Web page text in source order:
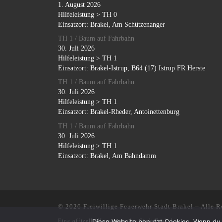
1. August 2026
Hilfeleistung > TH 0
Einsatzort: Brakel, Am Schützenanger
TH 1 / Baum auf Fahrbahn
30. Juli 2026
Hilfeleistung > TH 1
Einsatzort: Brakel-Istrup, B64 (17) Istrup FR Herste
TH 1 / Baum auf Fahrbahn
30. Juli 2026
Hilfeleistung > TH 1
Einsatzort: Brakel-Rheder, Antoinettenburg
TH 1 / Baum auf Fahrbahn
30. Juli 2026
Hilfeleistung > TH 1
Einsatzort: Brakel, Am Bahndamm
© 2026 Freiwillige Feuerwehr Stadt Brakel – Alle
Eine offizelle Homepage der Stadt Brakel